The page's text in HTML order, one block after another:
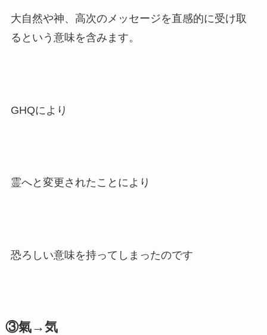
大自然や神、高次のメッセージを直感的に受け取
るという意味を含みます。
GHQにより
霊へと変更されたことにより
恐ろしい意味を持ってしまったのです
③氣→気